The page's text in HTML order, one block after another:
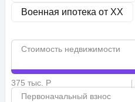
Военная ипотека от XX
Стоимость недвижимости
375 тыс. Р
Первоначальный взнос